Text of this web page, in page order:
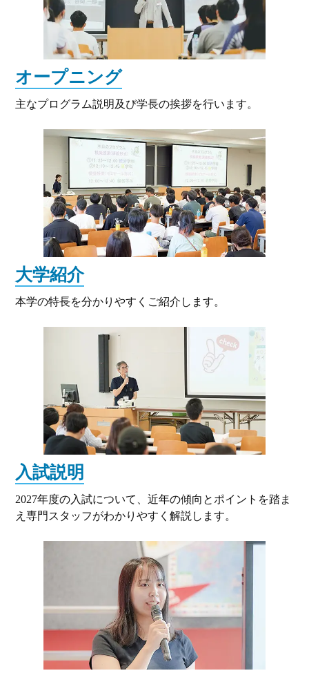
オープニング
主なプログラム説明及び学長の挨拶を行います。
大学紹介
本学の特長を分かりやすくご紹介します。
入試説明
2027年度の入試について、近年の傾向とポイントを踏ま
え専門スタッフがわかりやすく解説します。